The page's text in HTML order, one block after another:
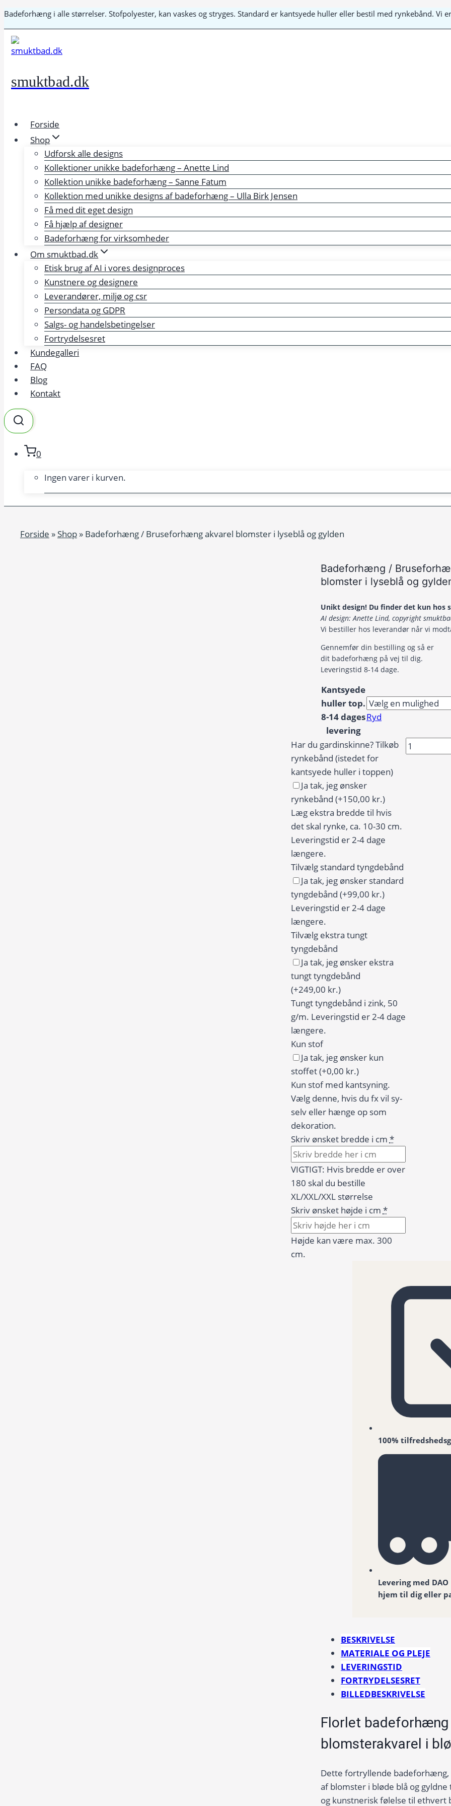
Fortsæt
til
indhold
Badeforhæng i alle størrelser. Stofpolyester, kan vaskes og stryges. Standard er kantsyede huller eller bestil med rynkebånd. Vi
smuktbad.dk
Forside
Shop
Udforsk alle designs
Kollektioner unikke badeforhæng – Anette Lind
Kollektion unikke badeforhæng – Sanne Fatum
Kollektion med unikke designs af badeforhæng – Ulla Birk Jensen
Få med dit eget design
Få hjælp af designer
Badeforhæng for virksomheder
Om smuktbad.dk
Etisk brug af AI i vores designproces
Kunstnere og designere
Leverandører, miljø og csr
Persondata og GDPR
Salgs- og handelsbetingelser
Fortrydelsesret
Kundegalleri
FAQ
Blog
Kontakt
0
Ingen varer i kurven.
Forside »Shop » Badeforhæng / Bruseforhæng akvarel blomster i lyseblå og gylden
Badeforhæng /
blomster i lyseblå og
Unikt design! Du finder det kun hos
AI design: Anette Lind, copyright
Vi bestiller hos leverandør når vi
Gennemfør din bestilling og så er
dit badeforhæng på vej til dig.
Leveringstid 8-14 dage.
Kantsyede
huller top.
8-14 dages
levering
Ryd
Har du gardinskinne? Tilkøb
rynkebånd (istedet for
kantsyede huller i toppen)
Ja tak, jeg ønsker
rynkebånd (+150,00 kr.)
Læg ekstra bredde til hvis
det skal rynke, ca. 10-30 cm.
Leveringstid er 2-4 dage
længere.
Tilvælg standard tyngdebånd
Ja tak, jeg ønsker standard
tyngdebånd (+99,00 kr.)
Leveringstid er 2-4 dage
længere.
Tilvælg ekstra tungt
tyngdebånd
Ja tak, jeg ønsker ekstra
tungt tyngdebånd
(+249,00 kr.)
Tungt tyngdebånd i zink, 50
g/m. Leveringstid er 2-4 dage
længere.
Kun stof
Ja tak, jeg ønsker kun
stoffet(+0,00 kr.)
Kun stof med kantsyning.
Vælg denne, hvis du fx vil sy-
selv eller hænge op som
dekoration.
Skriv ønsket bredde i cm *
VIGTIGT: Hvis bredde er over
180 skal du bestille
XL/XXL/XXL størrelse
Skriv ønsket højde i cm *
Højde kan være max. 300
cm.
/
100%
Levering med DAO
hjem til dig eller
BESKRIVELSE
MATERIALE OG PLEJE
LEVERINGSTID
FORTRYDELSESRET
BILLEDBESKRIVELSE
Florlet badeforhæng
blomsterakvarel i
Dette fortryllende
af blomster i bløde blå og
og kunstnerisk følelse til